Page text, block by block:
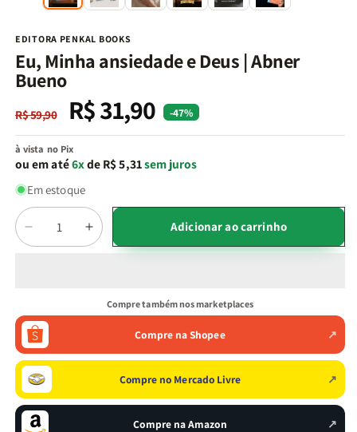
EDITORA PENKAL BOOKS
Eu, Minha ansiedade e Deus | Abner
Bueno
Preço
normal
R$ 59,90
Preço
promocional
R$ 31,90 -47%
à vista no Pix
ou em até6xde R$ 5,31sem juros
Em estoque
Quantidade
Diminuir
a
Minha
ansiedade
e
Deus
|
Abner
Bueno
Aumentar
a
Eu,
Minha
ansiedade
e
Abner
Adicionar ao carrinho
Compre também nos marketplaces
Compre na Shopee ↗
Compre no Mercado Livre ↗
Compre na Amazon ↗